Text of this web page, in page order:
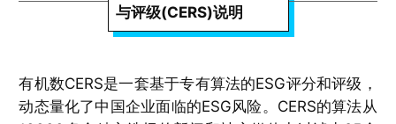
与评级(CERS)说明
有机数CERS是一套基于专有算法的ESG评分和评级，
动态量化了中国企业面临的ESG风险。CERS的算法从